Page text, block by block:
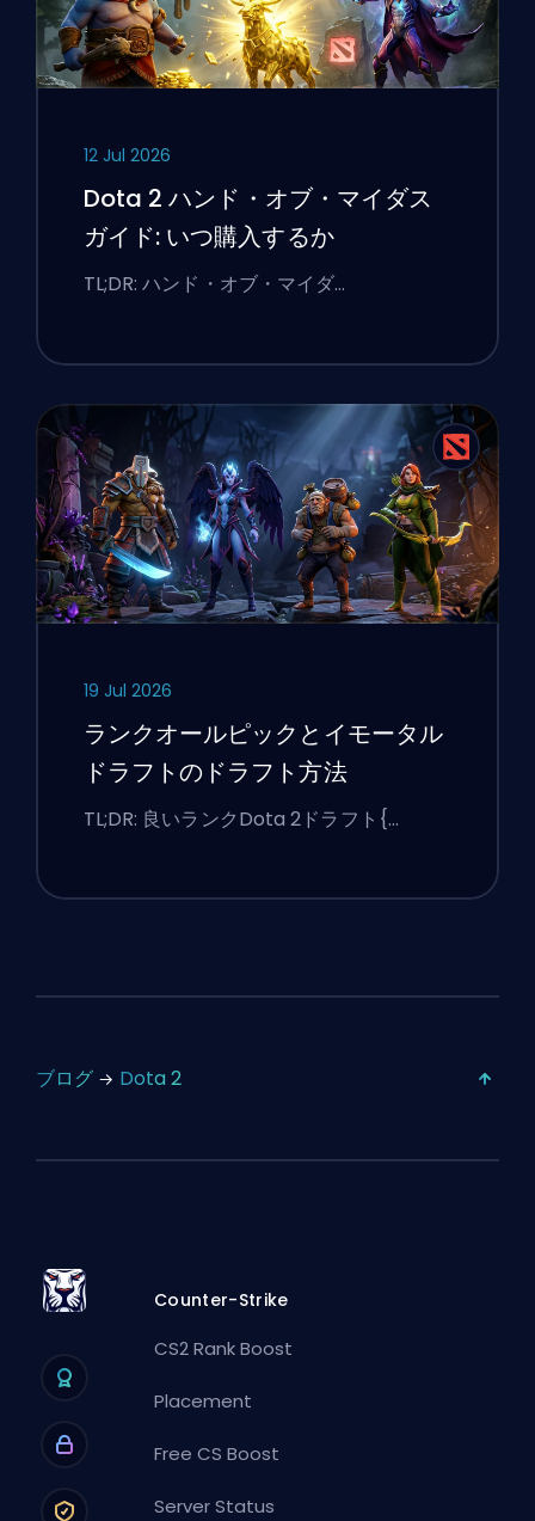
12 Jul 2026
Dota 2 ハンド・オブ・マイダス
ガイド: いつ購入するか
TL;DR: ハンド・オブ・マイダ…
19 Jul 2026
ランクオールピックとイモータル
ドラフトのドラフト方法
TL;DR: 良いランクDota 2ドラフト{…
ブログ Dota 2
Counter-Strike
CS2 Rank Boost
Placement
Free CS Boost
Server Status